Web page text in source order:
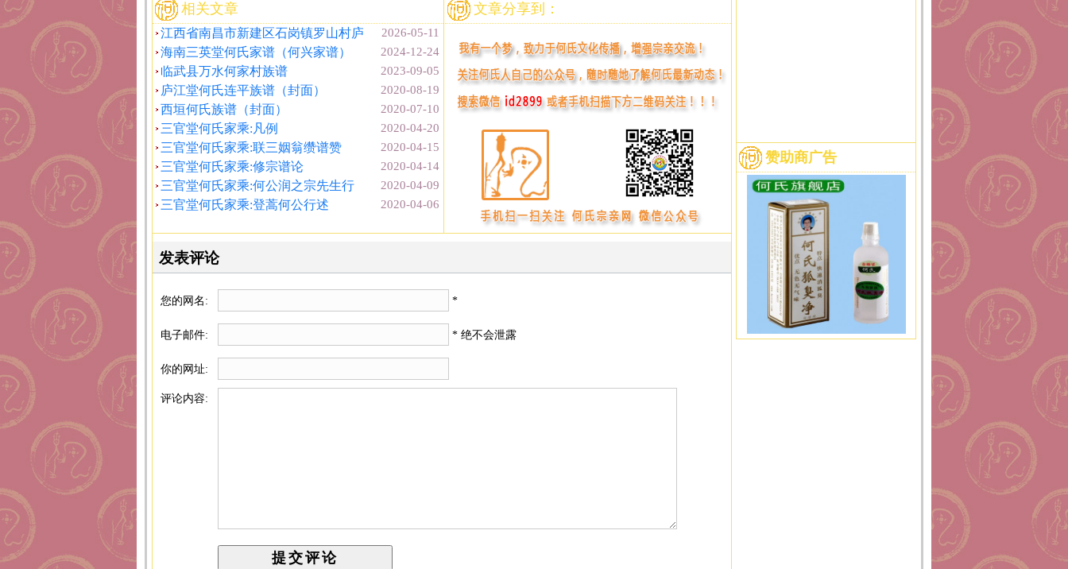
相关文章
2026-05-11
江西省南昌市新建区石岗镇罗山村庐
2024-12-24
海南三英堂何氏家谱（何兴家谱）
2023-09-05
临武县万水何家村族谱
2020-08-19
庐江堂何氏连平族谱（封面）
2020-07-10
西垣何氏族谱（封面）
2020-04-20
三官堂何氏家乘:凡例
2020-04-15
三官堂何氏家乘:联三姻翁缵谱赞
2020-04-14
三官堂何氏家乘:修宗谱论
2020-04-09
三官堂何氏家乘:何公润之宗先生行
2020-04-06
三官堂何氏家乘:登蒿何公行述
文章分享到：
发表评论
您的网名: *
电子邮件: * 绝不会泄露
你的网址:
评论内容:
赞助商广告